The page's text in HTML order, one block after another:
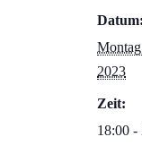
Datum:
2023
Zeit:
18:00 -